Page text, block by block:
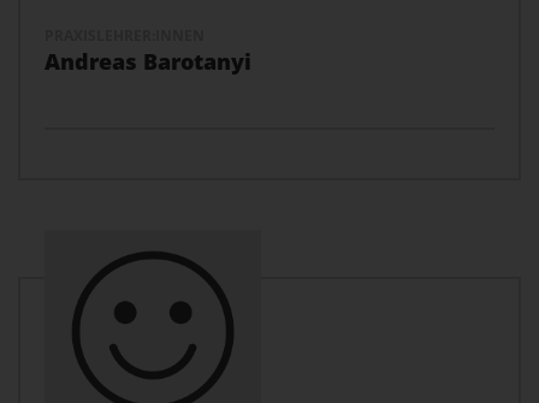
Andreas Barotanyi